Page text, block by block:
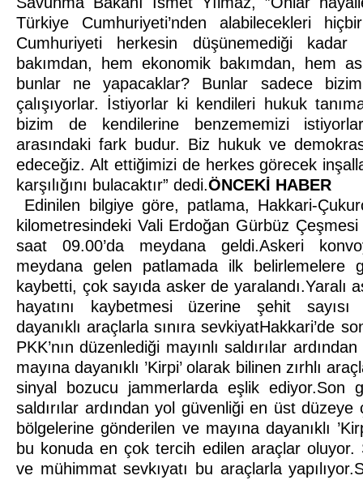
Türkiye Cumhuriyeti’nden alabilecekleri
Cumhuriyeti herkesin düşünemediği
bakımdan, hem ekonomik bakımdan, hem
bunlar ne yapacaklar? Bunlar sadece bizim
çalışıyorlar. İstiyorlar ki kendileri hukuk
bizim de kendilerine benzememizi
arasındaki fark budur. Biz hukuk ve
edeceğiz. Alt ettiğimizi de herkes görecek
karşılığını bulacaktır” dedi.ÖNCEKİ HABER
Edinilen bilgiye göre, patlama, Hakkari-
kilometresindeki Vali Erdoğan Gürbüz Çeşmesi
saat 09.00’da meydana geldi.Askeri
meydana gelen patlamada ilk belirlemelere
kaybetti, çok sayıda asker de yaralandı.Yaralı
hayatını kaybetmesi üzerine şehit sayısı
dayanıklı araçlarla sınıra sevkiyatHakkari’de
PKK’nın düzenlediği mayınlı saldırılar
mayına dayanıklı ’Kirpi’ olarak bilinen zırhlı
sinyal bozucu jammerlarda eşlik ediyor.Son
saldırılar ardından yol güvenliği en üst düzeye
bölgelerine gönderilen ve mayına dayanıklı
bu konuda en çok tercih edilen araçlar oluyor.
ve mühimmat sevkıyatı bu araçlarla